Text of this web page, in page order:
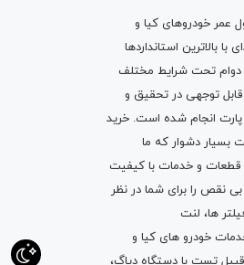
عمر خودروهای کیا و
بالاترین استانداردها
دوام تحت شرایط مختلف
توجهی در تحقیق و
انجام شده است. خرید
بسیار دشوار که ما
قطعات و خدمات با کیفیت
نقص را برای شما در نظر
ها، لنت
خودرو های کیا و
تست با دستگاه دیاگ،